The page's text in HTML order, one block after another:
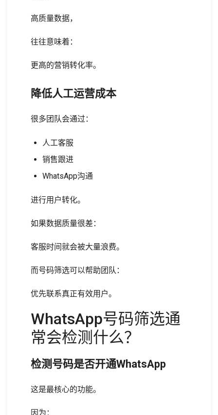
高质量数据，
往往意味着：
更高的营销转化率。
降低人工运营成本
很多团队会通过：
人工客服
销售跟进
WhatsApp沟通
进行用户转化。
如果数据质量很差：
客服时间就会被大量浪费。
而号码筛选可以帮助团队：
优先联系真正有效用户。
WhatsApp号码筛选通
常会检测什么？
检测号码是否开通WhatsApp
这是最核心的功能。
因为：